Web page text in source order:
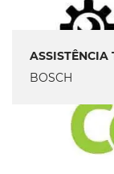
ASSISTÊNCIA
BOSCH